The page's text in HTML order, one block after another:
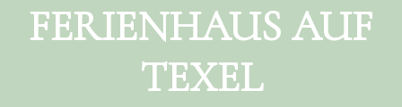
FERIENHAUS AUF
TEXEL